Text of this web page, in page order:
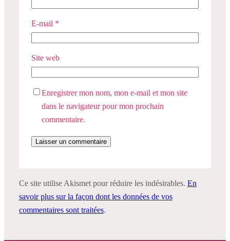
E-mail *
Site web
Enregistrer mon nom, mon e-mail et mon site
dans le navigateur pour mon prochain
commentaire.
Ce site utilise Akismet pour réduire les indésirables. En
savoir plus sur la façon dont les données de vos
commentaires sont traitées.